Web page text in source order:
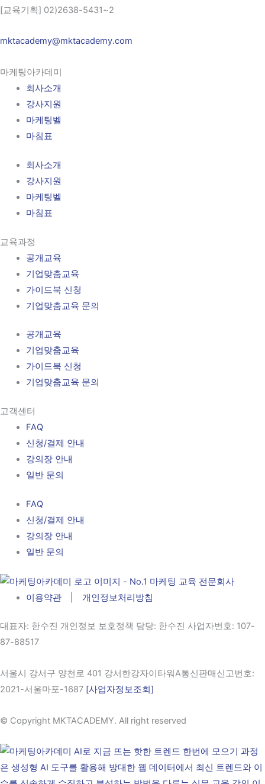
[교육기획] 02)2638-5431~2
mktacademy@mktacademy.com
마케팅아카데미
회사소개
강사지원
마케팅벨
마침표
회사소개
강사지원
마케팅벨
마침표
교육과정
공개교육
기업맞춤교육
가이드북 신청
기업맞춤교육 문의
공개교육
기업맞춤교육
가이드북 신청
기업맞춤교육 문의
고객센터
FAQ
신청/결제 안내
강의장 안내
일반 문의
FAQ
신청/결제 안내
강의장 안내
일반 문의
이용약관 | 개인정보처리방침
대표자: 한수진 개인정보 보호정책 담당: 한수진 사업자번호: 107-
87-88517
서울시 강서구 양천로 401 강서한강자이타워A통신판매신고번호:
2021-서울마포-1687 [사업자정보조회]
© Copyright MKTACADEMY. All right reserved​